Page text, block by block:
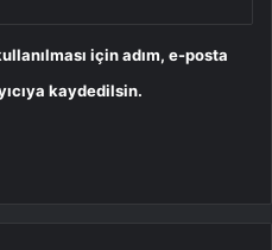
için adım, e-posta
kaydedilsin.